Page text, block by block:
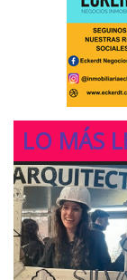
LO MÁS